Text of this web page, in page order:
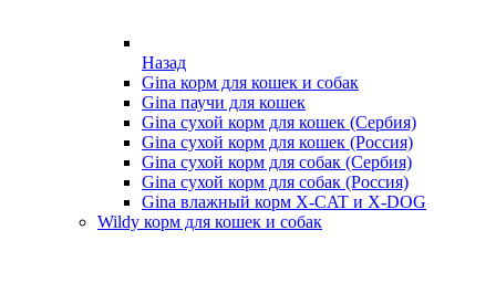
Назад
Gina корм для кошек и собак
Gina паучи для кошек
Gina сухой корм для кошек (Сербия)
Gina сухой корм для кошек (Россия)
Gina сухой корм для собак (Сербия)
Gina сухой корм для собак (Россия)
Gina влажный корм X-CAT и X-DOG
Wildy корм для кошек и собак